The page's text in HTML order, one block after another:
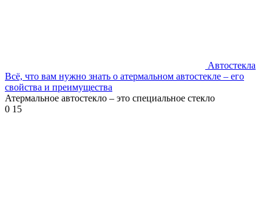
Автостекла
Всё, что вам нужно знать о атермальном автостекле – его
свойства и преимущества
Атермальное автостекло – это специальное стекло
0 15